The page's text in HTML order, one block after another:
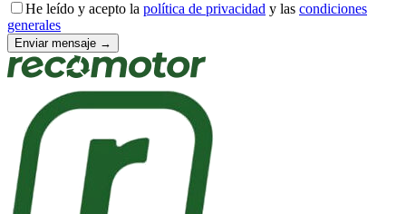
He leído y acepto la política de privacidad y las condiciones
generales
Enviar mensaje →